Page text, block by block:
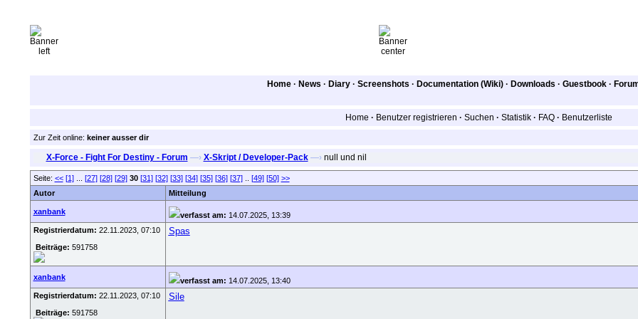
Home · News · Diary · Screenshots · Documentation (Wiki) · Downloads · Guestbook ·
Home · Benutzer registrieren · Suchen · Statistik · FAQ · Benutzerliste
Zur Zeit online: keiner ausser dir
X-Force - Fight For Destiny - Forum —› X-Skript / Developer-Pack —›null und nil
Seite: << [1]... [27] [28] [29] 30 [31] [32] [33] [34] [35] [36] [37].. [49] [50] >>
Autor
Mitteilung
xanbank verfasst am: 14.07.2025, 13:39
Registrierdatum: 22.11.2023, 07:10
Beiträge: 591758
Spas
xanbank verfasst am: 14.07.2025, 13:40
Registrierdatum: 22.11.2023, 07:10
Beiträge: 591758
Sile